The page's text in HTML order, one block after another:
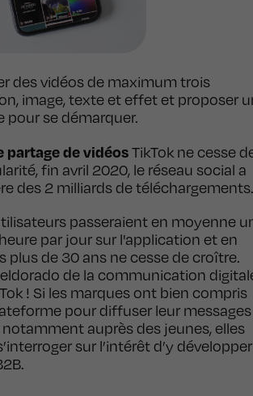
des vidéos de maximum trois
image, texte et effet et proposer
pour se démarquer.
partage de vidéosTikTok ne cesse
fin avril 2020, le réseau social a
des 2 milliards de téléchargements.
passeraient en moyenne
par jour sur l'application et en
plus de 30 ans ne cesse de croître.
de la communication
! Si les marques ont bien compris
pour diffuser leur messages
auprès des jeunes, elles
sur l’intérêt d’y développer